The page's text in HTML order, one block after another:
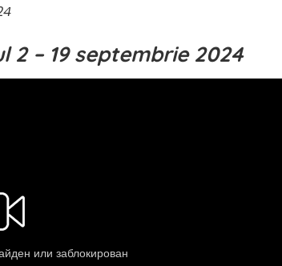
2 – 19 septembrie 2024